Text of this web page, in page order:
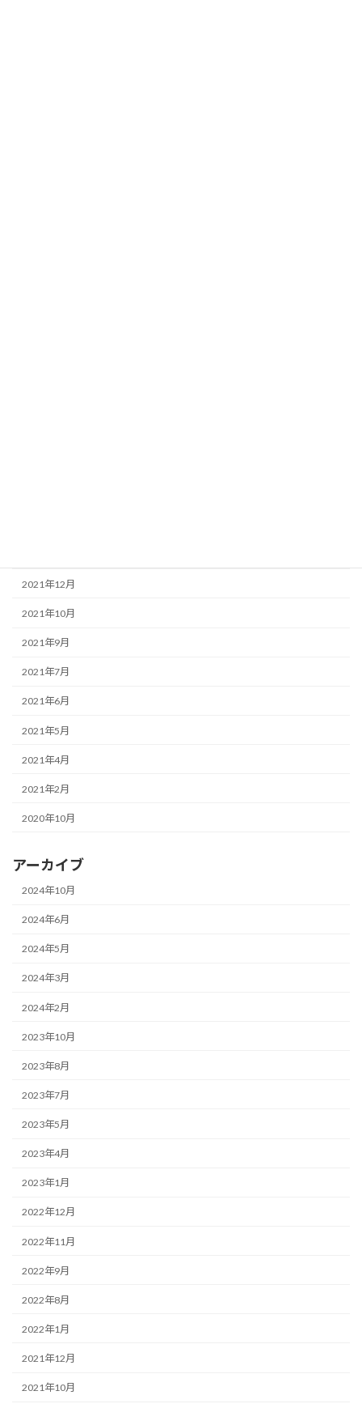
2021年12月
2021年10月
2021年9月
2021年7月
2021年6月
2021年5月
2021年4月
2021年2月
2020年10月
アーカイブ
2024年10月
2024年6月
2024年5月
2024年3月
2024年2月
2023年10月
2023年8月
2023年7月
2023年5月
2023年4月
2023年1月
2022年12月
2022年11月
2022年9月
2022年8月
2022年1月
2021年12月
2021年10月